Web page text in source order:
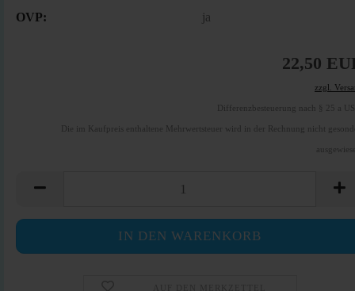
OVP:
ja
22,50
zzgl.
Differenzbesteuerung nach § 25 a
Die im Kaufpreis enthaltene Mehrwertsteuer wird in der Rechnung nicht